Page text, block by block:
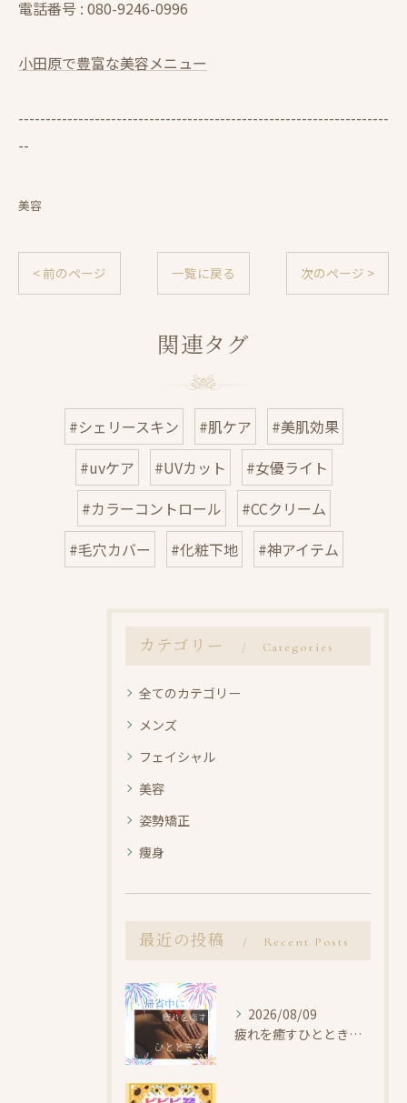
電話番号 : 080-9246-0996
小田原で豊富な美容メニュー
--------------------------------------------------------------------
--
美容
< 前のページ 一覧に戻る 次のページ >
関連タグ
#シェリースキン #肌ケア
#美肌効果
#uvケア
#UVカット
#女優ライト
#カラーコントロール
#CCクリーム
#毛穴カバー
#化粧下地 #神アイテム
カテゴリー Categories
全てのカテゴリー
メンズ
フェイシャル
美容
姿勢矯正
痩身
最近の投稿 Recent Posts
2026/08/09
疲れを癒すひとときを【小田原・エステ・リラク・お盆休み】